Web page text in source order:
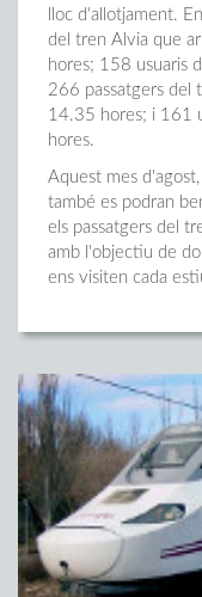
lloc d'allotjament.
del tren Alvia que
hores; 158 usuaris
266 passatgers del
14.35 hores; i 161
hores.
Aquest mes
també es podran
els passatgers del
amb l'objectiu de
ens visiten cada